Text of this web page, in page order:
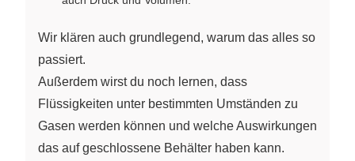
Wir klären auch grundlegend, warum das alles so
passiert.
Außerdem wirst du noch lernen, dass
Flüssigkeiten unter bestimmten Umständen zu
Gasen werden können und welche Auswirkungen
das auf geschlossene Behälter haben kann.